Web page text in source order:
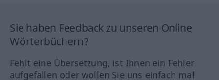
Sie haben Feedback zu unseren Online
Wörterbüchern?
Fehlt eine Übersetzung, ist Ihnen ein Fehler
aufgefallen oder wollen Sie uns einfach mal